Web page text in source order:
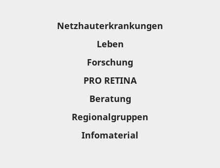
Netzhauterkrankungen
Leben
Forschung
PRO RETINA
Beratung
Regionalgruppen
Infomaterial